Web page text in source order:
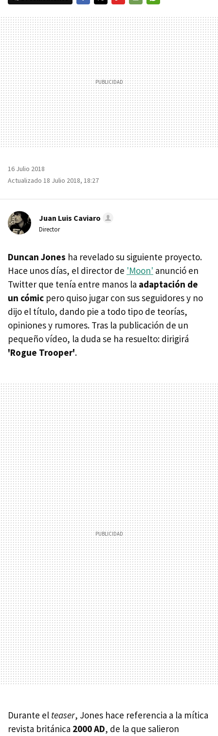
MAIL
16 Julio 2018
Actualizado 18 Julio 2018, 18:27
Juan Luis Caviaro
Director
Duncan Jones ha revelado su siguiente proyecto.
Hace unos días, el director de 'Moon' anunció en
Twitter que tenía entre manos la adaptación de
un cómic pero quiso jugar con sus seguidores y no
dijo el título, dando pie a todo tipo de teorías,
opiniones y rumores. Tras la publicación de un
pequeño vídeo, la duda se ha resuelto: dirigirá
'Rogue Trooper'.
Durante el teaser, Jones hace referencia a la mítica
revista británica 2000 AD, de la que salieron